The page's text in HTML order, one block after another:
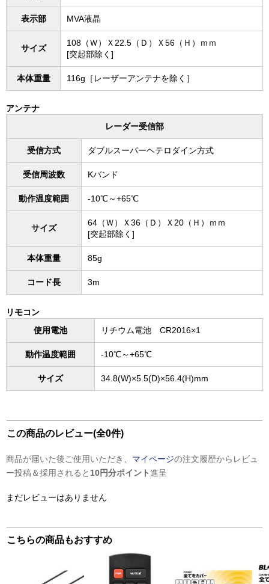
表示部 MVA液晶
サイズ
108（Ｗ）Ｘ22.5（Ｄ）Ｘ56（Ｈ）ｍｍ
[突起部除く]
本体重量 116g［レーザーアンテナを除く］
アンテナ
レーダー受信部
受信方式 ダブルスーパーヘテロダイン方式
受信周波数 Kバンド
動作温度範囲 -10℃～+65℃
サイズ
64（Ｗ）Ｘ36（Ｄ）Ｘ20（Ｈ）ｍｍ
[突起部除く]
本体重量 85g
コード長 3m
リモコン
使用電池
リチウム電池 CR2016×1
動作温度範囲 -10℃～+65℃
サイズ 34.8(W)×5.5(D)×56.4(H)mm
この商品のレビュー(全0件)
商品が届いた後ご使用いただき、 マイページの注文履歴からレビュ
ー投稿＆採用されると 10円分ポイント進呈
まだレビューはありません
こちらの商品もおすすめ